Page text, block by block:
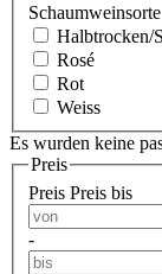
Schaumweinsorte
Halbtrocken/
Rosé
Rot
Weiss
Es wurden keine
Preis
Preis Preis bis
-